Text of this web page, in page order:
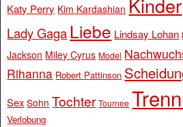
Katy Perry Kim Kardashian
Lady Gaga Liebe Lindsay Lohan
Jackson Miley Cyrus Model
Rihanna Robert Pattinson
Sex Sohn Tochter Tournee
Verlobung